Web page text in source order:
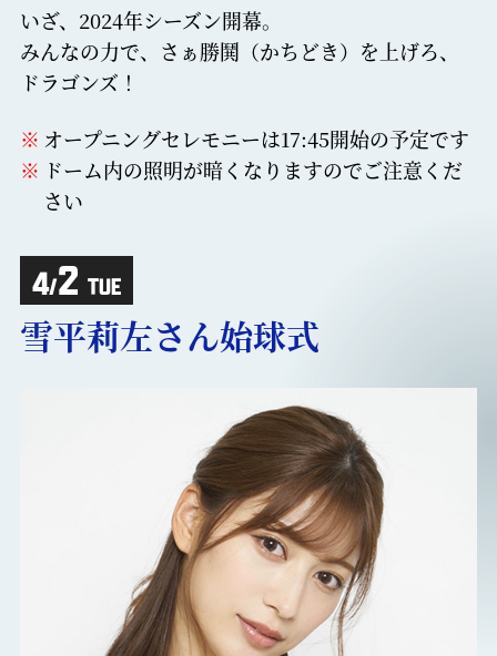
いざ、2024年シーズン開幕。
みんなの力で、さぁ勝鬨（かちどき）を上げろ、
ドラゴンズ！
オープニングセレモニーは17:45開始の予定です
ドーム内の照明が暗くなりますのでご注意くだ
さい
4/2 TUE
雪平莉左さん始球式